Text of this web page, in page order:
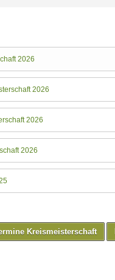
2026
2026
2026
2026
Kreismeisterschaft